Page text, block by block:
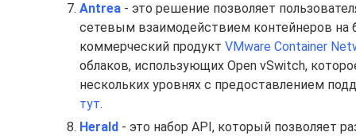
Antrea - это решение позволяет
сетевым взаимодействием контейнеров на
коммерческий продукт VMware Container
облаков, использующих Open vSwitch,
нескольких уровнях с предоставлением
тут.
Herald - это набор API, который позволяет